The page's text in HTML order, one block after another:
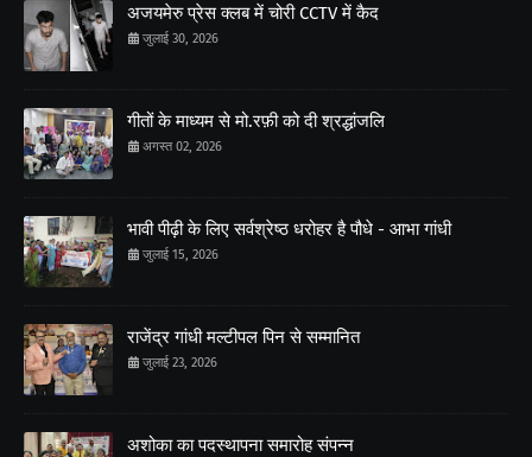
अजयमेरु प्रेस क्लब में चोरी CCTV में कैद
जुलाई 30, 2026
गीतों के माध्यम से मो.रफ़ी को दी श्रद्धांजलि
अगस्त 02, 2026
भावी पीढ़ी के लिए सर्वश्रेष्ठ धरोहर है पौधे - आभा गांधी
जुलाई 15, 2026
राजेंद्र गांधी मल्टीपल पिन से सम्मानित
जुलाई 23, 2026
अशोका का पदस्थापना समारोह संपन्न